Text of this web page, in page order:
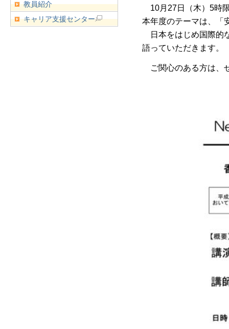
10月27日（木）5時
本年度のテーマは、「
日本をはじめ国際的
語っていただきます。
ご関心のある方は、
教員紹介
キャリア支援センター